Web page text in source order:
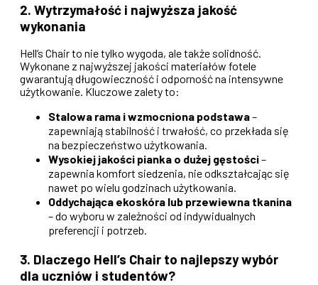
2. Wytrzymałość i najwyższa jakość
wykonania
Hell’s Chair to nie tylko wygoda, ale także solidność.
Wykonane z najwyższej jakości materiałów fotele
gwarantują długowieczność i odporność na intensywne
użytkowanie. Kluczowe zalety to:
Stalowa rama i wzmocniona podstawa–
zapewniają stabilność i trwałość, co przekłada się
na bezpieczeństwo użytkowania.
Wysokiej jakości pianka o dużej gęstości–
zapewnia komfort siedzenia, nie odkształcając się
nawet po wielu godzinach użytkowania.
Oddychająca ekoskóra lub przewiewna tkanina
– do wyboru w zależności od indywidualnych
preferencji i potrzeb.
3. Dlaczego Hell’s Chair to najlepszy wybór
dla uczniów i studentów?